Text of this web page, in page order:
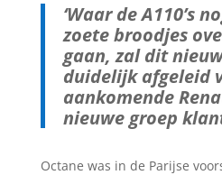
‘Waar de A110’s
zoete broodjes
gaan, zal dit
duidelijk afgeleid
aankomende
nieuwe groep
Octane was in de Parijse